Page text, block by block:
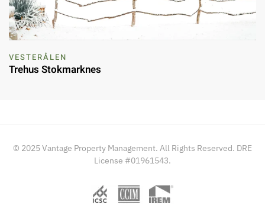
VESTERÅLEN
Trehus Stokmarknes
© 2025 Vantage Property Management. All Rights Reserved. DRE
License #01961543.